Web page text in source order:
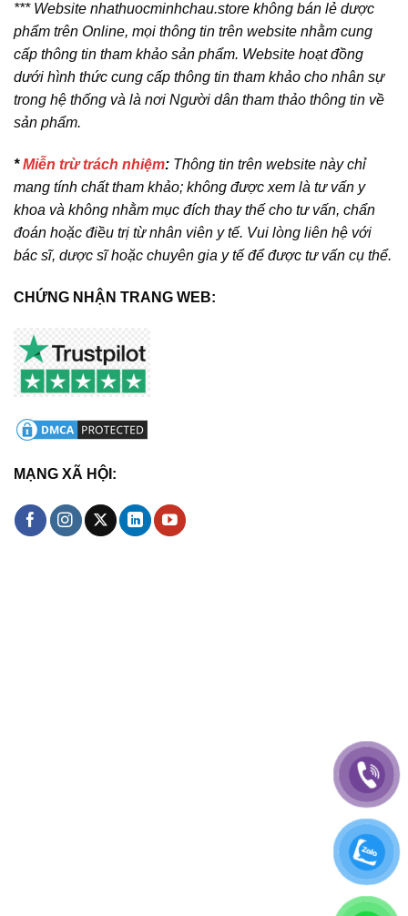
*** Website nhathuocminhchau.store không bán lẻ dược
phẩm trên Online, mọi thông tin trên website nhằm cung
cấp thông tin tham khảo sản phẩm. Website hoạt đồng
dưới hình thức cung cấp thông tin tham khảo cho nhân sự
trong hệ thống và là nơi Người dân tham thảo thông tin về
sản phẩm.
*Miễn trừ trách nhiệm: Thông tin trên website này chỉ
mang tính chất tham khảo; không được xem là tư vấn y
khoa và không nhằm mục đích thay thế cho tư vấn, chẩn
đoán hoặc điều trị từ nhân viên y tế. Vui lòng liên hệ với
bác sĩ, dược sĩ hoặc chuyên gia y tế để được tư vấn cụ thể.
CHỨNG NHẬN TRANG WEB:
MẠNG XÃ HỘI: